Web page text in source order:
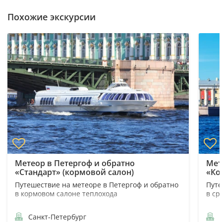
Похожие экскурсии
Метеор в Петергоф и обратно
«Стандарт» (кормовой салон)
Путешествие на метеоре в Петергоф и обратно
в кормовом салоне теплохода
Санкт-Петербург
в